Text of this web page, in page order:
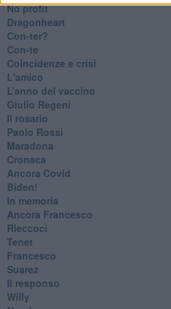
No profit
Dragonheart
Con-ter?
​Con-te
Coincidenze e crisi
L'amico
​L’anno del vaccino
Giulio Regeni
​Il rosario
Paolo Rossi
Maradona
Cronaca
​Ancora Covid
​Biden!
In memoria
​Ancora Francesco
Rieccoci
Tenet
Francesco
Suarez
​Il responso
Willy